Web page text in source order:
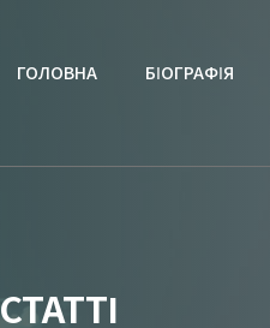
ГОЛОВНА БІОГРАФІЯ
СТАТТІ